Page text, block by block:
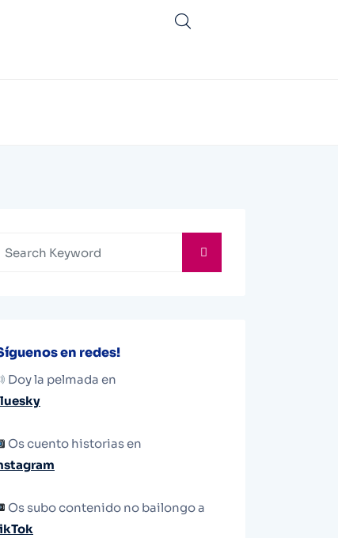
en redes!
Doy la pelmada en
Os cuento historias en
Os subo contenido no bailongo a